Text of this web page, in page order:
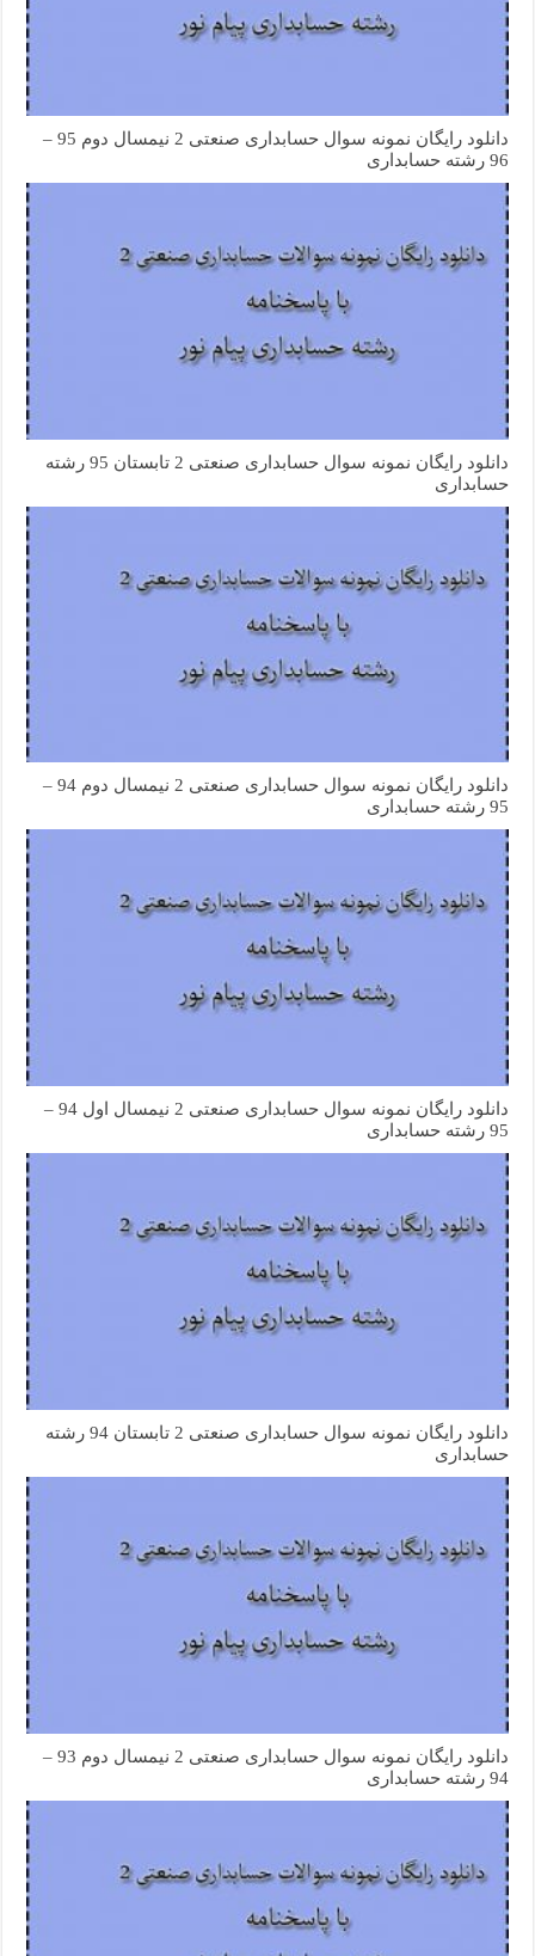
دانلود رایگان نمونه سوال حسابداری صنعتی 2 نیمسال دوم 95 –
96 رشته حسابداری
دانلود رایگان نمونه سوال حسابداری صنعتی 2 تابستان 95 رشته
حسابداری
دانلود رایگان نمونه سوال حسابداری صنعتی 2 نیمسال دوم 94 –
95 رشته حسابداری
دانلود رایگان نمونه سوال حسابداری صنعتی 2 نیمسال اول 94 –
95 رشته حسابداری
دانلود رایگان نمونه سوال حسابداری صنعتی 2 تابستان 94 رشته
حسابداری
دانلود رایگان نمونه سوال حسابداری صنعتی 2 نیمسال دوم 93 –
94 رشته حسابداری